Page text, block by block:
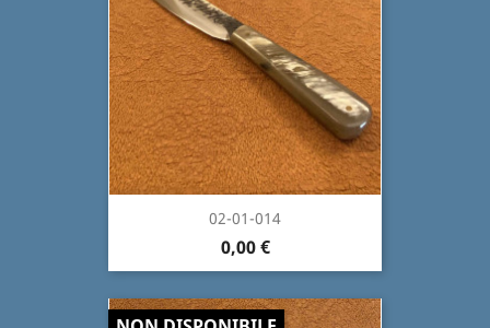
02-01-014
0,00 €